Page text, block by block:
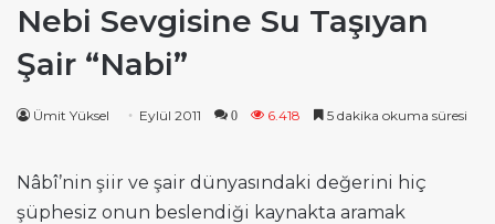
Nebi Sevgisine Su Taşıyan
Şair “Nabi”
Ümit Yüksel Eylül 2011 0 6.418 5 dakika okuma süresi
Nâbî’nin şiir ve şair dünyasındaki değerini hiç
şüphesiz onun beslendiği kaynakta aramak